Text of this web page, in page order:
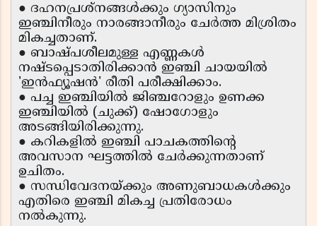
● ദഹനപ്രശ്നങ്ങൾക്കും ഗ്യാസിനും
ഇഞ്ചിനീരും നാരങ്ങാനീരും ചേർത്ത മിശ്രിതം
മികച്ചതാണ്.
● ബാഷ്പശീലമുള്ള എണ്ണകൾ
നഷ്ടപ്പെടാതിരിക്കാൻ ഇഞ്ചി ചായയിൽ
'ഇൻഫ്യൂഷൻ' രീതി പരീക്ഷിക്കാം.
● പച്ച ഇഞ്ചിയിൽ ജിഞ്ചറോളും ഉണക്ക
ഇഞ്ചിയിൽ (ചുക്ക്) ഷോഗോളും
അടങ്ങിയിരിക്കുന്നു.
● കറികളിൽ ഇഞ്ചി പാചകത്തിന്റെ
അവസാന ഘട്ടത്തിൽ ചേർക്കുന്നതാണ്
ഉചിതം.
● സന്ധിവേദനയ്ക്കും അണുബാധകൾക്കും
എതിരെ ഇഞ്ചി മികച്ച പ്രതിരോധം
നൽകുന്നു.